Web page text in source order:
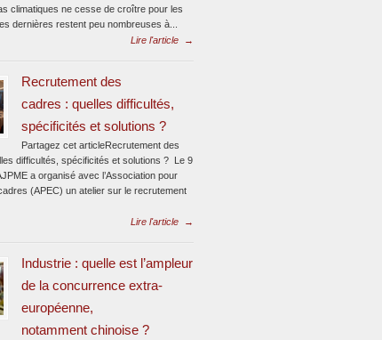
climatiques ne cesse de croître pour les
dernières restent peu nombreuses à...
Lire l'article
→
Recrutement des
cadres : quelles difficultés,
spécificités et solutions ?
Partagez cet articleRecrutement des
difficultés, spécificités et solutions ? Le 9
a organisé avec l’Association pour
(APEC) un atelier sur le recrutement
Lire l'article
→
Industrie : quelle est l’ampleur
de la concurrence extra-
européenne,
notamment chinoise ?